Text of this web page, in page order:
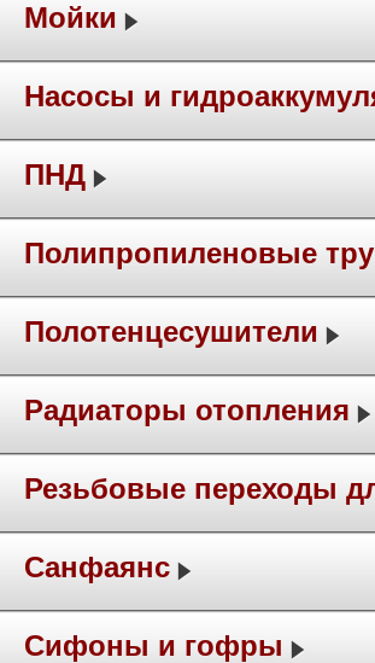
Мойки
Насосы и
ПНД
Полипропиленовые
Полотенцесушители
Радиаторы отопления
Резьбовые переходы
Санфаянс
Сифоны и гофры